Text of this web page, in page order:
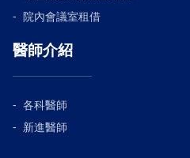
院內會議室租借
醫師介紹
各科醫師
新進醫師